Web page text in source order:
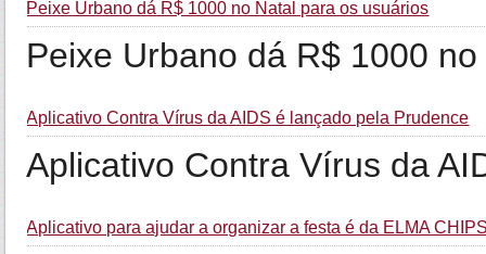
Peixe Urbano dá R$ 1000 no Natal para os usuários
Peixe Urbano dá R$ 1000
Aplicativo Contra Vírus da AIDS é lançado pela Prudence
Aplicativo Contra Vírus da
Aplicativo para ajudar a organizar a festa é da ELMA